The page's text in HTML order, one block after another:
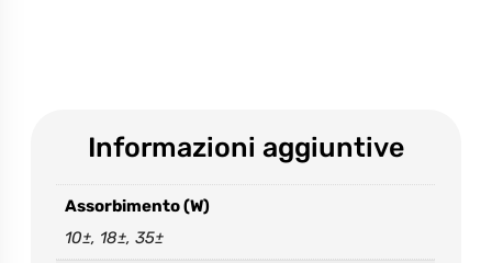
Informazioni aggiuntive
Assorbimento (W)
10±, 18±, 35±